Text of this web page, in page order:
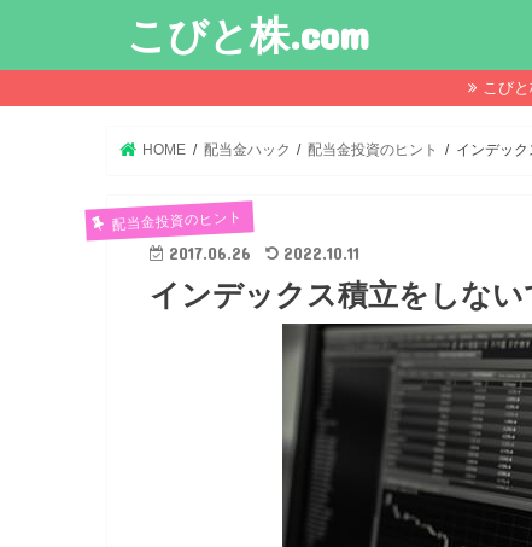
こびと株.com
こび
HOME 配当金ハック 配当金投資のヒント インデッ
配当金投資のヒント
2017.06.26 2022.10.11
インデックス積立をしな